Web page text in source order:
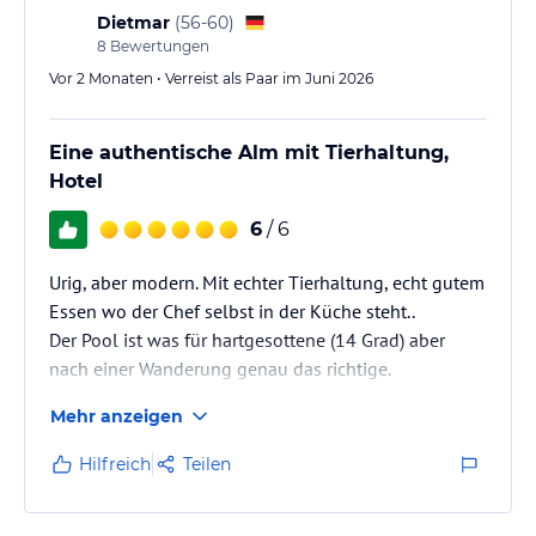
> Freizeit-Raum mit Tischtennis und Kicker - nicht nur für die
kleinen Gäste!
beheizten, verschließbaren Spinds für jedes Zimmer
> einziges Berghotel mit asphaltierter Zufahrtsstraße (3 km zum
Zentrum, 800 m zur Talstation der Schmitten Bergbahn)
- im Winter bei jedem Wetter stets geräumt, gut zu erreichen mit
dem PKW
> Gratis WLAN im gesamten Hotel
> kostenloser Transfer bei An- und Abreise vom Bahnhof Zell am
> Ladestation für E-Autos ( € 0,80 per KW)
Dietmar (56-60)
8 Bewertungen
Vor 2 Monaten • Verreist als Paar im Juni 2026
Eine authentische Alm mit Tierhaltung,
Hotel
6 / 6
Urig, aber modern. Mit echter Tierhaltung, echt gutem
Essen wo der Chef selbst in der Küche steht..
Der Pool ist was für hartgesottene (14 Grad) aber
nach einer Wanderung genau das richtige.
Mehr anzeigen
Hilfreich Teilen